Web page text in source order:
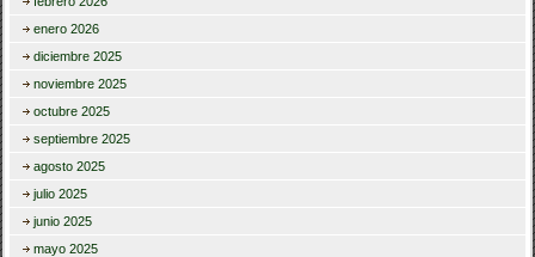
enero 2026
diciembre 2025
noviembre 2025
octubre 2025
septiembre 2025
agosto 2025
julio 2025
junio 2025
mayo 2025